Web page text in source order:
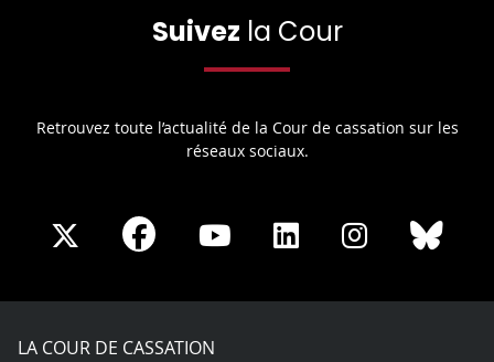
Suivez la Cour
Retrouvez toute l’actualité de la Cour de cassation sur les
réseaux sociaux.
Share
X
Share
Facebook
Share
Youtube
Share
LinkedIn
Share
Instagram
LA COUR DE CASSATION